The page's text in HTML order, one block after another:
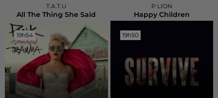
T.A.T.U
All The Thing She Said
P LION
Happy Children
19h54
19h54 19h50
19h50